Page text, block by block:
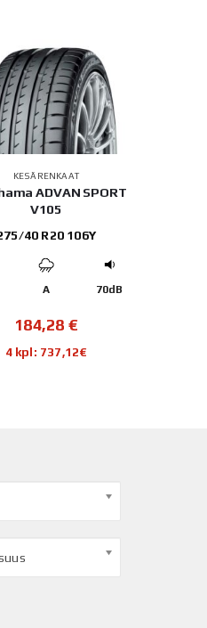
KESÄRENKAAT
ADVAN SPORT
V105
40 R20 106Y
A 70dB
184,28 €
4 kpl: 737,12€